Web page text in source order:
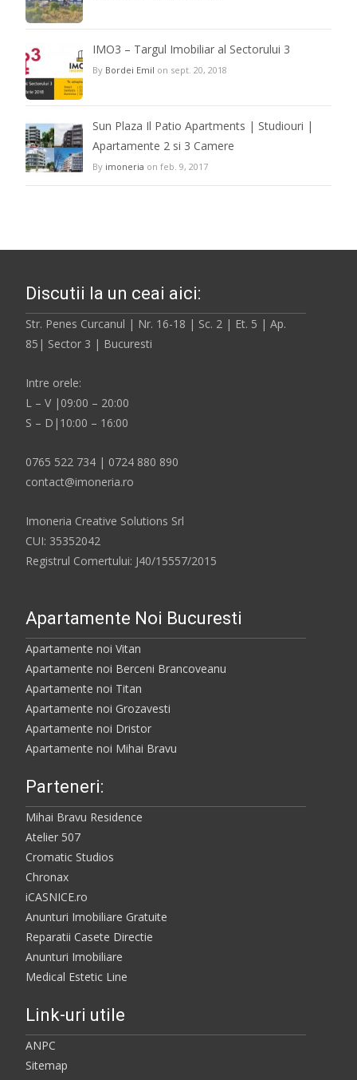
IMO3 – Targul Imobiliar al Sectorului 3
By Bordei Emil on sept. 20, 2018
Sun Plaza Il Patio Apartments | Studiouri |
Apartamente 2 si 3 Camere
By imoneria on feb. 9, 2017
Discutii la un ceai aici:
Str. Penes Curcanul | Nr. 16-18 | Sc. 2 | Et. 5 | Ap.
85| Sector 3 | Bucuresti
Intre orele:
L – V |09:00 – 20:00
S – D|10:00 – 16:00
0765 522 734 | 0724 880 890
contact@imoneria.ro
Imoneria Creative Solutions Srl
CUI: 35352042
Registrul Comertului: J40/15557/2015
Apartamente Noi Bucuresti
Apartamente noi Vitan
Apartamente noi Berceni Brancoveanu
Apartamente noi Titan
Apartamente noi Grozavesti
Apartamente noi Dristor
Apartamente noi Mihai Bravu
Parteneri:
Mihai Bravu Residence
Atelier 507
Cromatic Studios
Chronax
iCASNICE.ro
Anunturi Imobiliare Gratuite
Reparatii Casete Directie
Anunturi Imobiliare
Medical Estetic Line
Link-uri utile
ANPC
Sitemap